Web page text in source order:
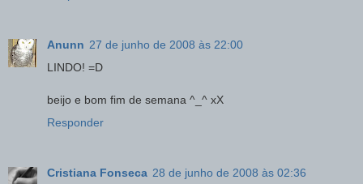
Anunn 27 de junho de 2008 às 22:00
LINDO! =D
beijo e bom fim de semana ^_^ xX
Responder
Cristiana Fonseca 28 de junho de 2008 às 02:36